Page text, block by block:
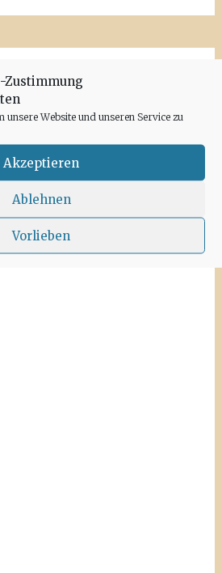
Zustimmung
unsere Website und unseren Service zu
Akzeptieren
Ablehnen
Vorlieben